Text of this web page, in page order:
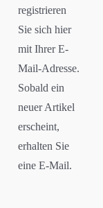
registrieren
Sie sich hier
mit Ihrer E-
Mail-Adresse.
Sobald ein
neuer Artikel
erscheint,
erhalten Sie
eine E-Mail.